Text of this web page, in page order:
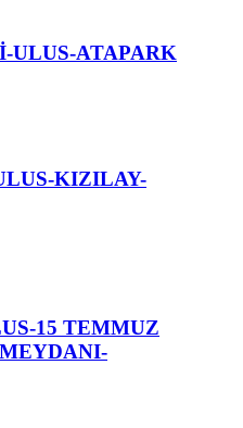
ULUS-ATAPARK
KIZILAY-
15 TEMMUZ